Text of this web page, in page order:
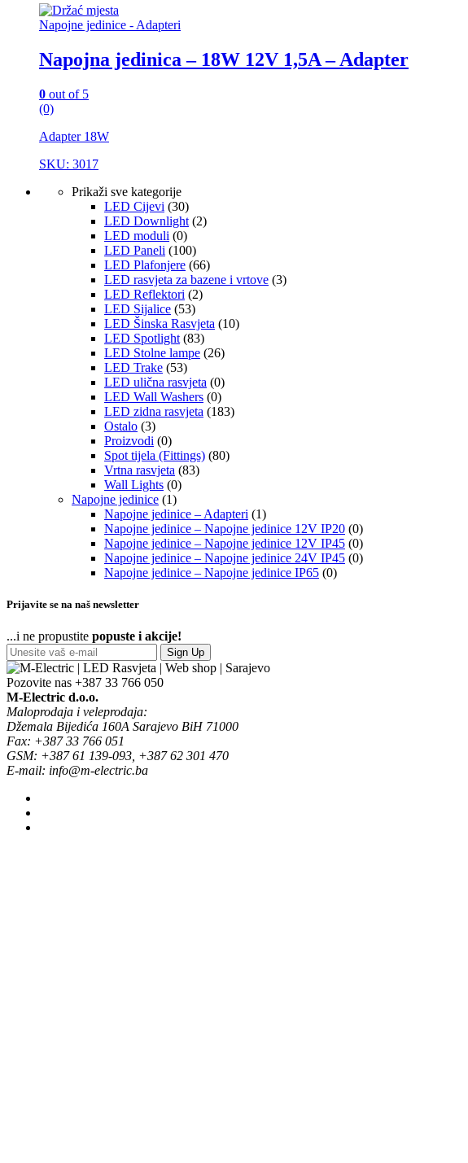
Napojne jedinice - Adapteri
Napojna jedinica – 18W 12V 1,5A – Adapter
0 out of 5
(0)
Adapter 18W
SKU: 3017
Prikaži sve kategorije
LED Cijevi (30)
LED Downlight (2)
LED moduli (0)
LED Paneli (100)
LED Plafonjere (66)
LED rasvjeta za bazene i vrtove (3)
LED Reflektori (2)
LED Sijalice (53)
LED Šinska Rasvjeta (10)
LED Spotlight (83)
LED Stolne lampe (26)
LED Trake (53)
LED ulična rasvjeta (0)
LED Wall Washers (0)
LED zidna rasvjeta (183)
Ostalo (3)
Proizvodi (0)
Spot tijela (Fittings) (80)
Vrtna rasvjeta (83)
Wall Lights (0)
Napojne jedinice (1)
Napojne jedinice – Adapteri (1)
Napojne jedinice – Napojne jedinice 12V IP20 (0)
Napojne jedinice – Napojne jedinice 12V IP45 (0)
Napojne jedinice – Napojne jedinice 24V IP45 (0)
Napojne jedinice – Napojne jedinice IP65 (0)
Prijavite se na naš newsletter
...i ne propustite popuste i akcije!
Sign Up
Pozovite nas +387 33 766 050
M-Electric d.o.o.
Maloprodaja i veleprodaja:
Džemala Bijedića 160A Sarajevo BiH 71000
Fax: +387 33 766 051
GSM: +387 61 139-093, +387 62 301 470
E-mail: info@m-electric.ba